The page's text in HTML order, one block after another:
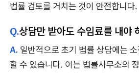
법률 검토를 거치는 것이 안전합니다.
Q.상담만 받아도 수임료를 내야
A. 일반적으로 초기 법률 상담에는
할 수 있습니다. 이는 법률사무소의